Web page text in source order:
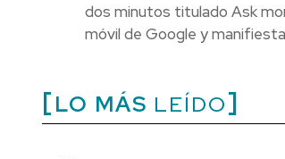
dos minutos titulado Ask
móvil de Google y
LO MÁS LEÍDO